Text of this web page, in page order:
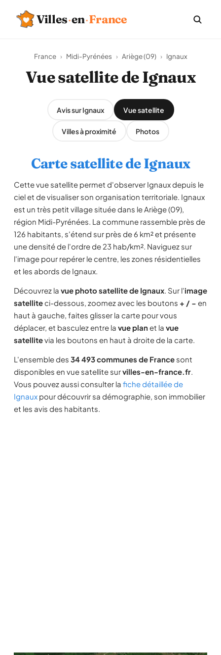
Villes·en·France
France › Midi-Pyrénées › Ariège (09) › Ignaux
Vue satellite de Ignaux
Avis sur Ignaux Vue satellite
Villes à proximité Photos
Carte satellite de Ignaux
Cette vue satellite permet d'observer Ignaux depuis le
ciel et de visualiser son organisation territoriale. Ignaux
est un très petit village située dans le Ariège (09),
région Midi-Pyrénées. La commune rassemble près de
126 habitants, s'étend sur près de 6 km² et présente
une densité de l'ordre de 23 hab/km². Naviguez sur
l'image pour repérer le centre, les zones résidentielles
et les abords de Ignaux.
Découvrez la vue photo satellite de Ignaux. Sur l'image
satelliteci-dessous, zoomez avec les boutons + / − en
haut à gauche, faites glisser la carte pour vous
déplacer, et basculez entre la vue planet la vue
satellitevia les boutons en haut à droite de la carte.
L'ensemble des 34 493 communes de France sont
disponibles en vue satellite survilles-en-france.fr.
Vous pouvez aussi consulter la fiche détaillée de
Ignaux pour découvrir sa démographie, son immobilier
et les avis des habitants.